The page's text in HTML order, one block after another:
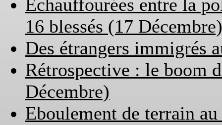
Echauffourées entre la
16 blessés (17 Décembre)
Des étrangers immigrés
Rétrospective : le boom
Décembre)
Eboulement de terrain